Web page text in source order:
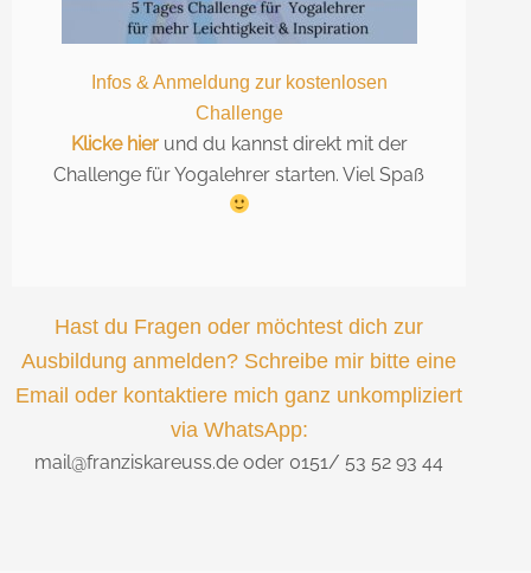
Infos & Anmeldung zur kostenlosen
Challenge
Klicke hierund du kannst direkt mit der
Challenge für Yogalehrer starten. Viel Spaß
Hast du Fragen oder möchtest dich zur
Ausbildung anmelden? Schreibe mir bitte eine
Email oder kontaktiere mich ganz unkompliziert
via WhatsApp:
mail@franziskareuss.de oder 0151/ 53 52 93 44